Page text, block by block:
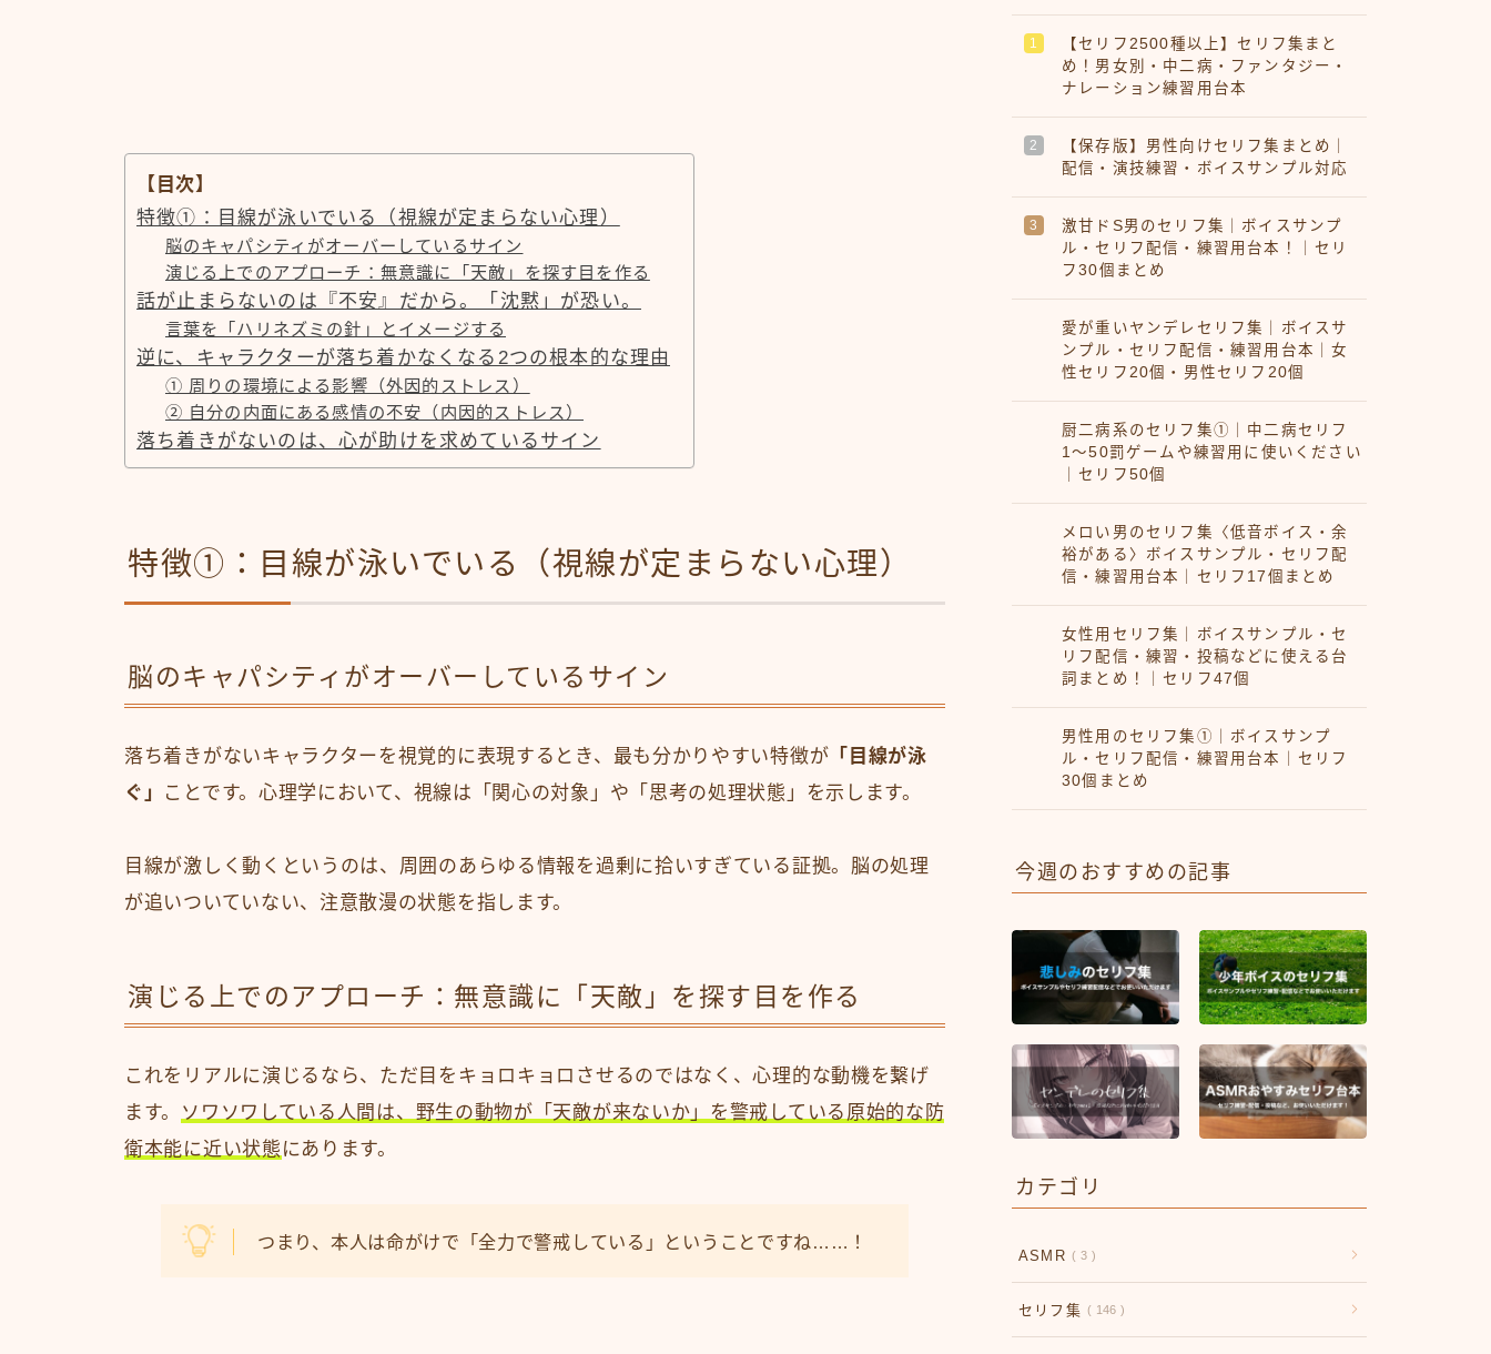
【目次】
特徴①：目線が泳いでいる（視線が定まらない心理）
脳のキャパシティがオーバーしているサイン
演じる上でのアプローチ：無意識に「天敵」を探す目を作る
話が止まらないのは『不安』だから。「沈黙」が恐い。
言葉を「ハリネズミの針」とイメージする
逆に、キャラクターが落ち着かなくなる2つの根本的な理由
① 周りの環境による影響（外因的ストレス）
② 自分の内面にある感情の不安（内因的ストレス）
落ち着きがないのは、心が助けを求めているサイン
特徴①：目線が泳いでいる（視線が定まらない心理）
脳のキャパシティがオーバーしているサイン
落ち着きがないキャラクターを視覚的に表現するとき、最も分かりやすい特徴が 「目線が泳
ぐ」
ことです。心理学において、視線は「関心の対象」や「思考の処理状態」を示します。
目線が激しく動くというのは、周囲のあらゆる情報を過剰に拾いすぎている証拠。脳の処理
が追いついていない、注意散漫の状態を指します。
演じる上でのアプローチ：無意識に「天敵」を探す目を作る
これをリアルに演じるなら、ただ目をキョロキョロさせるのではなく、心理的な動機を繋げ
ます。 ソワソワしている人間は、野生の動物が「天敵が来ないか」を警戒している原始的な防
衛本能に近い状態 にあります。
つまり、本人は命がけで「全力で警戒している」ということですね……！
【セリフ2500種以上】セリフ集まと
め！男女別・中二病・ファンタジー・
ナレーション練習用台本
【保存版】男性向けセリフ集まとめ｜
配信・演技練習・ボイスサンプル対応
激甘ドS男のセリフ集｜ボイスサンプ
ル・セリフ配信・練習用台本！｜セリ
フ30個まとめ
愛が重いヤンデレセリフ集｜ボイスサ
ンプル・セリフ配信・練習用台本｜女
性セリフ20個・男性セリフ20個
厨二病系のセリフ集①｜中二病セリフ
1〜50罰ゲームや練習用に使いください
｜セリフ50個
メロい男のセリフ集〈低音ボイス・余
裕がある〉ボイスサンプル・セリフ配
信・練習用台本｜セリフ17個まとめ
女性用セリフ集｜ボイスサンプル・セ
リフ配信・練習・投稿などに使える台
詞まとめ！｜セリフ47個
男性用のセリフ集①｜ボイスサンプ
ル・セリフ配信・練習用台本｜セリフ
30個まとめ
今週のおすすめの記事
カテゴリ
ASMR 3
セリフ集 146